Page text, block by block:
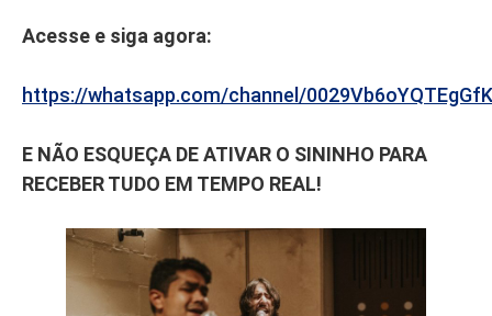
Acesse e siga agora:
https://whatsapp.com/channel/
E NÃO ESQUEÇA DE ATIVAR O SININHO PARA
RECEBER TUDO EM TEMPO REAL!